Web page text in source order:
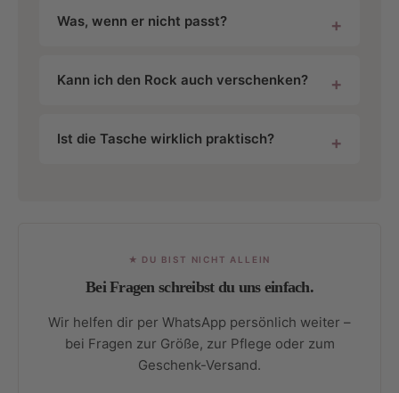
Was, wenn er nicht passt?
Kann ich den Rock auch verschenken?
Ist die Tasche wirklich praktisch?
★ DU BIST NICHT ALLEIN
Bei Fragen schreibst du uns einfach.
Wir helfen dir per WhatsApp persönlich weiter –
bei Fragen zur Größe, zur Pflege oder zum
Geschenk-Versand.